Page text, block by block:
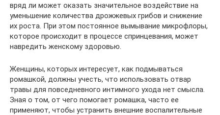
вряд ли может оказать значительное воздействие на
уменьшение количества дрожжевых грибов и снижение
их роста. При этом постоянное вымывание микрофлоры,
которое происходит в процессе спринцевания, может
навредить женскому здоровью.
Женщины, которых интересует, как подмываться
ромашкой, должны учесть, что использовать отвар
травы для повседневного интимного ухода нет смысла.
Зная о том, от чего помогает ромашка, часто ее
применяют, чтобы устранить внешние воспалительные